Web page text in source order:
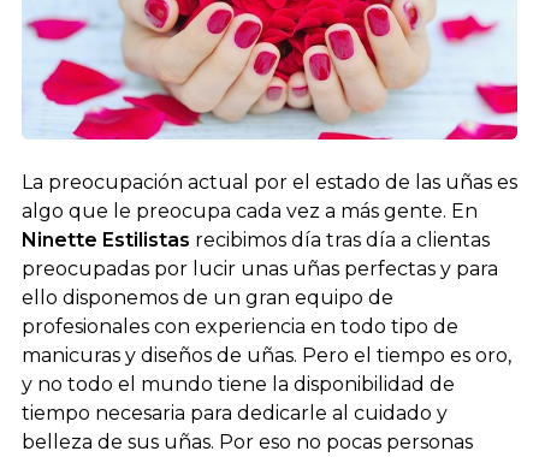
La preocupación actual por el estado de las uñas es
algo que le preocupa cada vez a más gente. En
Ninette Estilistas recibimos día tras día a clientas
preocupadas por lucir unas uñas perfectas y para
ello disponemos de un gran equipo de
profesionales con experiencia en todo tipo de
manicuras y diseños de uñas. Pero el tiempo es oro,
y no todo el mundo tiene la disponibilidad de
tiempo necesaria para dedicarle al cuidado y
belleza de sus uñas. Por eso no pocas personas